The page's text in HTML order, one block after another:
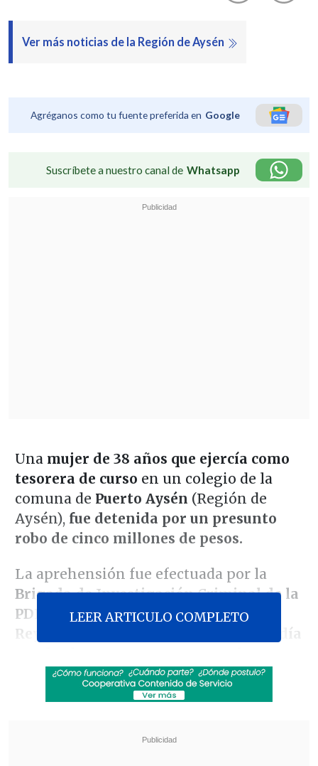
Ver más noticias de la Región de Aysén
Agréganos como tu fuente preferida en Google
Suscríbete a nuestro canal de Whatsapp
Una mujer de 38 años que ejercía como
tesorera de curso en un colegio de la
comuna de Puerto Aysén (Región de
Aysén), fue detenida por un presunto
robo de cinco millones de pesos.
La aprehensión fue efectuada por la
Brigada de Investigación Criminal de la
PDI,
cuyo jefe, el subprefectoClaudio
Reyes,
la suma "correspondía
apoderados con la finalidad de salir de
gira de estudios".
LEER ARTICULO COMPLETO